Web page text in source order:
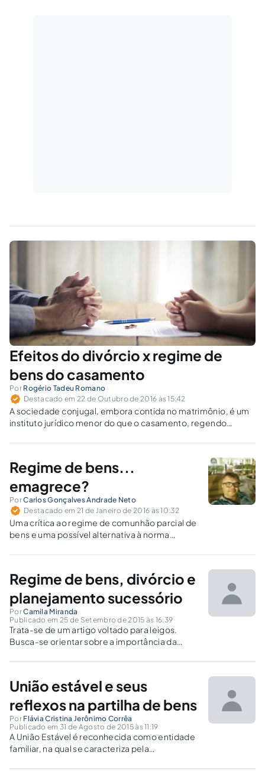
Efeitos do divórcio x regime de
bens do casamento
Por Rogério Tadeu Romano
Destacado em 22 de Outubro de 2016 às 15:42
A sociedade conjugal, embora contida no matrimônio, é um
instituto jurídico menor do que o casamento, regendo
frutos civis do trabalho ou indústria de ambos os consortes
Regime de bens...
emagrece?
PorCarlos Gonçalves Andrade Neto
Destacado em 21 de Janeiro de 2016 às 10:32
Uma crítica ao regime de comunhão parcial de
bens e uma possível alternativa à norma
Regime de bens, divórcio e
planejamento sucessório
PorCamila Miranda
Publicado em 25 de Setembro de 2015 às 16:39
Trata-se de um artigo voltado para leigos.
Busca-se orientar sobre a importância da
consequências em um possível divórcio ou
União estável e seus
reflexos na partilha de bens
Por Flávia Cristina Jerônimo Corrêa
Publicado em 31 de Agosto de 2015 às 11:19
A União Estável é reconhecida como entidade
familiar, na qual se caracteriza pela